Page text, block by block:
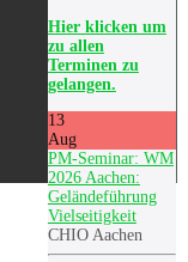
Hierklicken um
zu allen
Terminen zu
gelangen.
13
Aug
PM-Seminar: WM
2026 Aachen:
Geländeführung
Vielseitigkeit
CHIO Aachen